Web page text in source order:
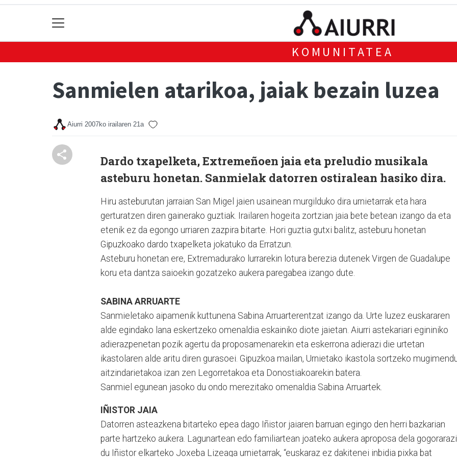
KOMUNITATEA
Sanmielen atarikoa, jaiak bezain luzea
Aiurri 2007ko irailaren 21a
Dardo txapelketa, Extremeñoen jaia eta preludio musikala
asteburu honetan. Sanmielak datorren ostiralean hasiko dira.
Hiru asteburutan jarraian San Migel jaien usainean murgilduko dira urnietarrak eta hara
gerturatzen diren gainerako guztiak. Irailaren hogeita zortzian jaia bete betean izango da eta
etenik ez da egongo urriaren zazpira bitarte. Hori guztia gutxi balitz, asteburu honetan
Gipuzkoako dardo txapelketa jokatuko da Erratzun.
Asteburu honetan ere, Extremadurako lurrarekin lotura berezia dutenek Virgen de Guadalupe
koru eta dantza saioekin gozatzeko aukera paregabea izango dute.
SABINA ARRUARTE
Sanmieletako aipamenik kuttunena Sabina Arruarterentzat izango da. Urte luzez euskararen
alde egindako lana eskertzeko omenaldia eskainiko diote jaietan. Aiurri astekariari egininiko
adierazpenetan pozik agertu da proposamenarekin eta eskerrona adierazi die urtetan
ikastolaren alde aritu diren gurasoei. Gipuzkoa mailan, Urnietako ikastola sortzeko
aitzindarietakoa izan zen Legorretakoa eta Donostiakoarekin batera.
Sanmiel egunean jasoko du ondo merezitako omenaldia Sabina Arruartek.
IÑISTOR JAIA
Datorren asteazkena bitarteko epea dago Iñistor jaiaren barruan egingo den herri bazkarian
parte hartzeko aukera. Lagunartean edo familiartean joateko aukera aproposa dela gogorarazi
du Iñistor elkarteko Joxeba Lizeaga urnietarrak, “euskaraz ez dakitenei inbidia pixka bat